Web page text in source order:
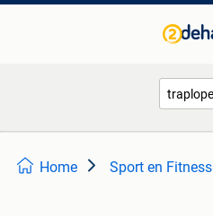
Home Sport en Fitness